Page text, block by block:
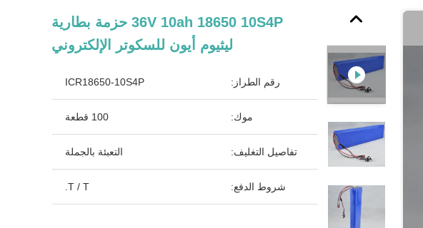
36V 10ah 18650 10S4P حزمة بطارية
ليثيوم أيون للسكوتر الإلكتروني
رقم الطراز: ICR18650-10S4P
موك: 100 قطعة
تفاصيل التغليف: التعبئة بالجملة
شروط الدفع: T / T.